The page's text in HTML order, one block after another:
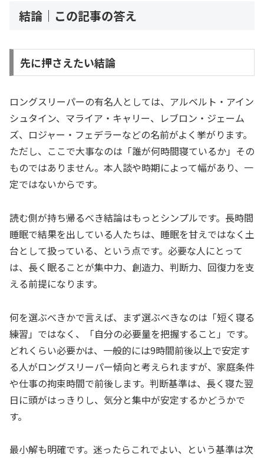
結論｜この記事の答え
先に押さえたい結論
ロングスリーパーの有名人としては、アルベルト・アイン
シュタイン、マライア・キャリー、レブロン・ジェーム
ズ、ロジャー・フェデラーなどの名前がよく挙がります。
ただし、ここで大事なのは「誰が何時間寝ているか」その
ものではありません。本人談や時期によって幅があり、一
定ではないからです。
読む側が持ち帰るべき結論はもっとシンプルです。長時間
睡眠で結果を出している人たちは、睡眠を甘えではなく土
台として扱っている、という点です。必要な人にとって
は、長く眠ることが集中力、創造力、判断力、回復力を支
える前提になります。
何を選ぶべきかで言えば、まず選ぶべきなのは「短く寝る
練習」ではなく、「自分の必要量を把握すること」です。
どれくらい必要かは、一般的には9時間前後以上で安定す
る人がロングスリーパー傾向と考えられますが、家庭条件
や仕事の拘束時間で前後します。判断基準は、長く寝た翌
日に頭がはっきりし、気分と集中が安定するかどうかで
す。
最小解も明確です。迷ったらこれでよい、という基準は次